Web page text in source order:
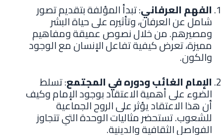
الفهم العرفاني: تبدأ المؤلفة بتقديم تصور
شامل عن العرفان، وتأثيره على حياة البشر
ومصيرهم. من خلال نصوص عميقة ومفاهيم
مميزة، تعرض كيفية تفاعل الإنسان مع الوجود
والكون.
الإمام الغائب ودوره في المجتمع: تسلط
الضوء على أهمية الاعتقاد بوجود الإمام وكيف
أن هذا الاعتقاد يؤثر على الروح الجماعية
للشعوب. تستحضر مثاليات الوحدة التي تتجاوز
الفواصل الثقافية والدينية.